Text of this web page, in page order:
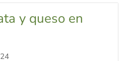
y queso en